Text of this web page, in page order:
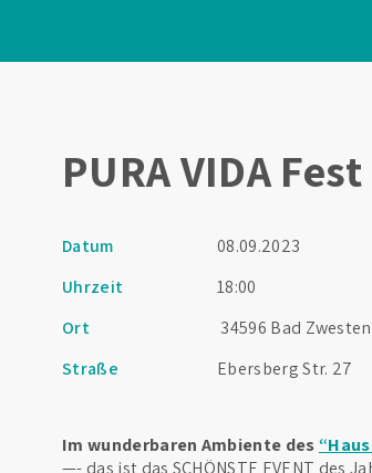
PURA VIDA
Datum
08.09.2023
Uhrzeit
18:00
Ort
34596 Bad Zwesten
Straße
Ebersberg Str. 27
Im wunderbaren Ambiente des
—- das ist das SCHÖNSTE EVENT des